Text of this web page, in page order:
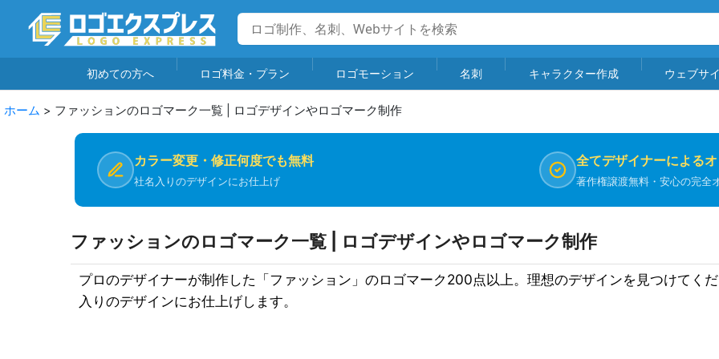
初めての方へ ロゴ料金・プラン ロゴモーション 名刺 キャラクター作成 ウェブサ
ホーム > ファッションのロゴマーク一覧 | ロゴデザインやロゴマーク制作
カラー変更・修正何度でも無料
社名入りのデザインにお仕上げ
全てデザイナーによる
著作権譲渡無料・安心の完全
ファッションのロゴマーク一覧 | ロゴデザインやロゴマーク制作
プロのデザイナーが制作した「ファッション」のロゴマーク200点以上。理想のデザインを見つけてく
入りのデザインにお仕上げします。